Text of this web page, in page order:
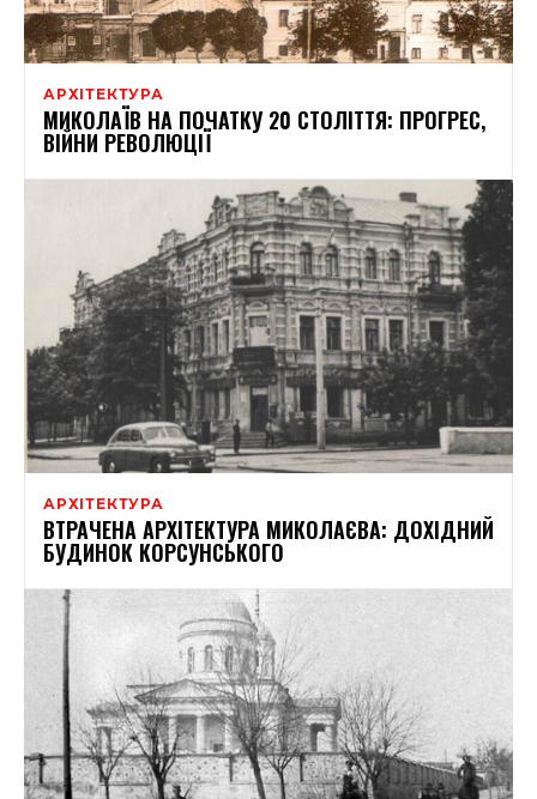
АРХІТЕКТУРА
МИКОЛАЇВ НА ПОЧАТКУ 20 СТОЛІТТЯ: ПРОГРЕС,
ВІЙНИ РЕВОЛЮЦІЇ
АРХІТЕКТУРА
ВТРАЧЕНА АРХІТЕКТУРА МИКОЛАЄВА: ДОХІДНИЙ
БУДИНОК КОРСУНСЬКОГО